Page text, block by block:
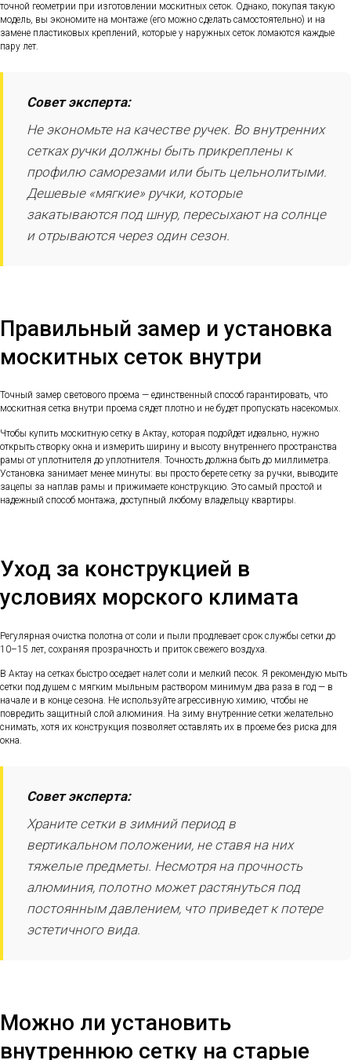
точной геометрии при изготовлении москитных сеток. Однако, покупая такую
модель, вы экономите на монтаже (его можно сделать самостоятельно) и на
замене пластиковых креплений, которые у наружных сеток ломаются каждые
пару лет.
Совет эксперта:
Не экономьте на качестве ручек. Во внутренних
сетках ручки должны быть прикреплены к
профилю саморезами или быть цельнолитыми.
Дешевые «мягкие» ручки, которые
закатываются под шнур, пересыхают на солнце
и отрываются через один сезон.
Правильный замер и установка
москитных сеток внутри
Точный замер светового проема — единственный способ гарантировать, что
москитная сетка внутри проема сядет плотно и не будет пропускать насекомых.
Чтобы купить москитную сетку в Актау, которая подойдет идеально, нужно
открыть створку окна и измерить ширину и высоту внутреннего пространства
рамы от уплотнителя до уплотнителя. Точность должна быть до миллиметра.
Установка занимает менее минуты: вы просто берете сетку за ручки, выводите
зацепы за наплав рамы и прижимаете конструкцию. Это самый простой и
надежный способ монтажа, доступный любому владельцу квартиры.
Уход за конструкцией в
условиях морского климата
Регулярная очистка полотна от соли и пыли продлевает срок службы сетки до
10–15 лет, сохраняя прозрачность и приток свежего воздуха.
В Актау на сетках быстро оседает налет соли и мелкий песок. Я рекомендую мыть
сетки под душем с мягким мыльным раствором минимум два раза в год — в
начале и в конце сезона. Не используйте агрессивную химию, чтобы не
повредить защитный слой алюминия. На зиму внутренние сетки желательно
снимать, хотя их конструкция позволяет оставлять их в проеме без риска для
окна.
Совет эксперта:
Храните сетки в зимний период в
вертикальном положении, не ставя на них
тяжелые предметы. Несмотря на прочность
алюминия, полотно может растянуться под
постоянным давлением, что приведет к потере
эстетичного вида.
Можно ли установить
внутреннюю сетку на старые